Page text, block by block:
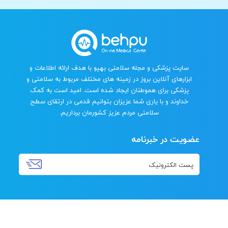
سایت پزشکی و مجله سلامتی بهپو با هدف ارائه اطلاعات و
ابزارهای آنلاین بروز در زمینه های مختلف مربوط به سلامتی و
پزشکی برای هموطنان ایجاد شده است. امید است به کمک
خداوند و با یاری شما عزیزان بتوانیم قدمی در ارتقای سطح
سلامتی مردم عزیز کشورمان برداریم.
عضویت در خبرنامه